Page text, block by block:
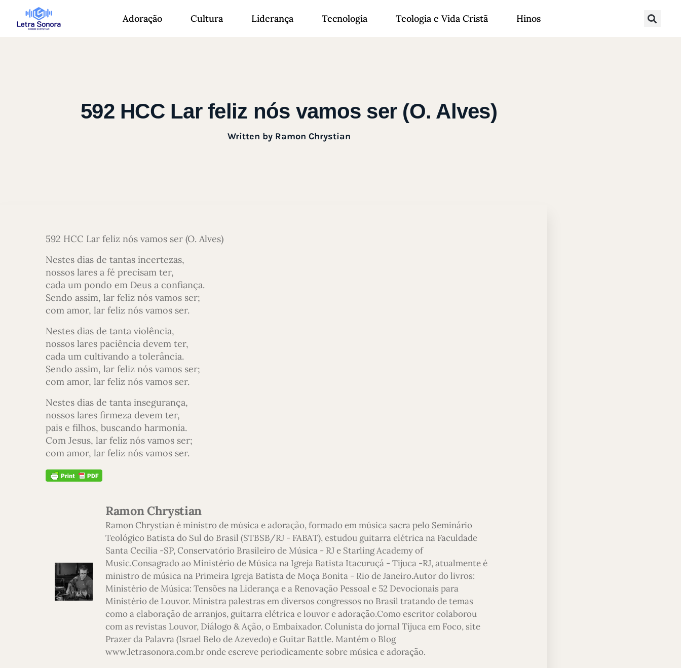
Adoração Cultura Liderança Tecnologia Teologia e Vida Cristã Hinos
592 HCC Lar feliz nós vamos ser (O. Alves)
Written byRamon Chrystian
592 HCC Lar feliz nós vamos ser (O. Alves)
Nestes dias de tantas incertezas,
nossos lares a fé precisam ter,
cada um pondo em Deus a confiança.
Sendo assim, lar feliz nós vamos ser;
com amor, lar feliz nós vamos ser.
Nestes dias de tanta violência,
nossos lares paciência devem ter,
cada um cultivando a tolerância.
Sendo assim, lar feliz nós vamos ser;
com amor, lar feliz nós vamos ser.
Nestes dias de tanta insegurança,
nossos lares firmeza devem ter,
pais e filhos, buscando harmonia.
Com Jesus, lar feliz nós vamos ser;
com amor, lar feliz nós vamos ser.
Ramon Chrystian
Ramon Chrystian é ministro de música e adoração, formado em música sacra pelo Seminário
Teológico Batista do Sul do Brasil (STBSB/RJ - FABAT), estudou guitarra elétrica na Faculdade
Santa Cecília -SP, Conservatório Brasileiro de Música - RJ e Starling Academy of
Music.Consagrado ao Ministério de Música na Igreja Batista Itacuruçá - Tijuca -RJ, atualmente é
ministro de música na Primeira Igreja Batista de Moça Bonita - Rio de Janeiro.Autor do livros:
Ministério de Música: Tensões na Liderança e a Renovação Pessoal e 52 Devocionais para
Ministério de Louvor. Ministra palestras em diversos congressos no Brasil tratando de temas
como a elaboração de arranjos, guitarra elétrica e louvor e adoração.Como escritor colaborou
com as revistas Louvor, Diálogo & Ação, o Embaixador. Colunista do jornal Tijuca em Foco, site
Prazer da Palavra (Israel Belo de Azevedo) e Guitar Battle. Mantém o Blog
www.letrasonora.com.br onde escreve periodicamente sobre música e adoração.